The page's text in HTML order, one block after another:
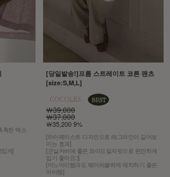
촉한 텍스
게]
[당일발송!]프롬 스트레이트 코튼 팬츠
[size:S,M,L]
￦39,000
￦37,000
￦35,200 9%
[하이웨이스트 디자인으로 레그라인이 길어보
이는 효과]
[군살커버에 좋은 와이드일자핏으로 편안하게
입기 좋아요:)]
[어느아이템과도 웨어러블하게 매치하기 좋은
아이템]